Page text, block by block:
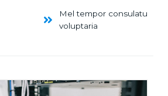
Mel tempor consulatu
voluptaria